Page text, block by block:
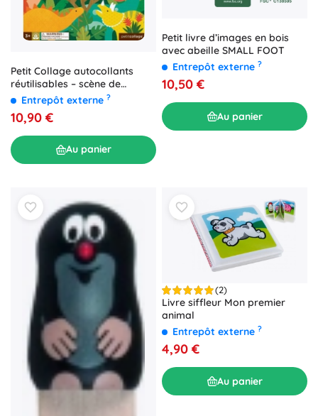
Petit Collage autocollants
réutilisables – scène de
dinosaures
Entrepôt externe ?
10,90 €
Au panier
Petit livre d’images en bois
avec abeille SMALL FOOT
Entrepôt externe ?
10,50 €
Au panier
(2)
Livre siffleur Mon premier
animal
Entrepôt externe ?
4,90 €
Au panier